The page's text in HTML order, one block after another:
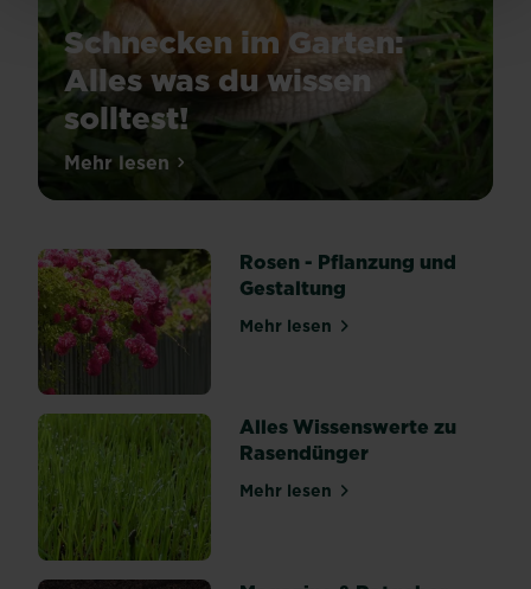
Schnecken im Garten:
Alles was du wissen
solltest!
Schnecken
Gärten
nicht
gern
gesehen.
Die
Übeltäter
kriechen
in
deine
Beete
und
machen
sich
Mehr lesenüber Schnecken im Garten: Alles was du
Rosen - Pflanzung und
Gestaltung
Mehr lesenüber Rosen - Pflanzung
Alles Wissenswerte zu
Rasendünger
Mehr lesenüber Alles Wissenswerte